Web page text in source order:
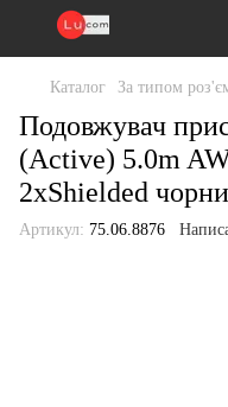
Каталог За типом
Подовжувач
(Active) 5.0m
2xShielded
Артикул: 75.06.8876